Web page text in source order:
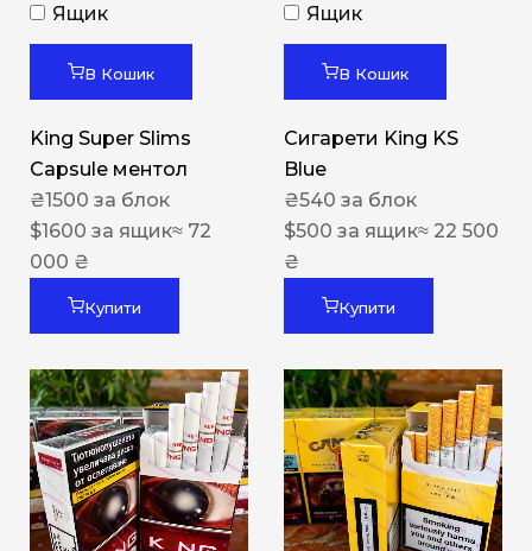
Ящик
В Кошик
King Super Slims
Capsule ментол
₴1500 за блок
$1600 за ящик≈ 72
000 ₴
Купити
Ящик
В Кошик
Сигарети King KS
Blue
₴540 за блок
$500 за ящик≈ 22 500
₴
Купити